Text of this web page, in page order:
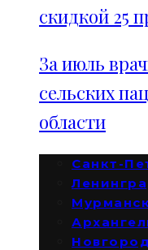
скидкой 25
За июль
сельских
области
Санкт-